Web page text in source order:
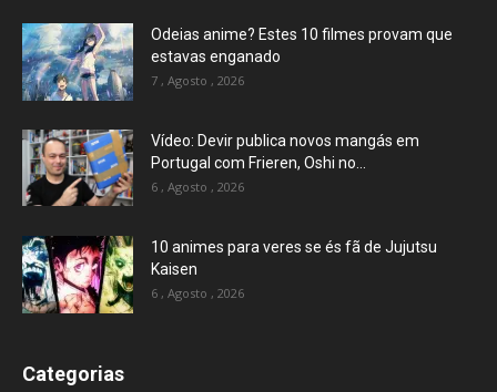
Odeias anime? Estes 10 filmes provam que
estavas enganado
7 , Agosto , 2026
Vídeo: Devir publica novos mangás em
Portugal com Frieren, Oshi no...
6 , Agosto , 2026
10 animes para veres se és fã de Jujutsu
Kaisen
6 , Agosto , 2026
Categorias